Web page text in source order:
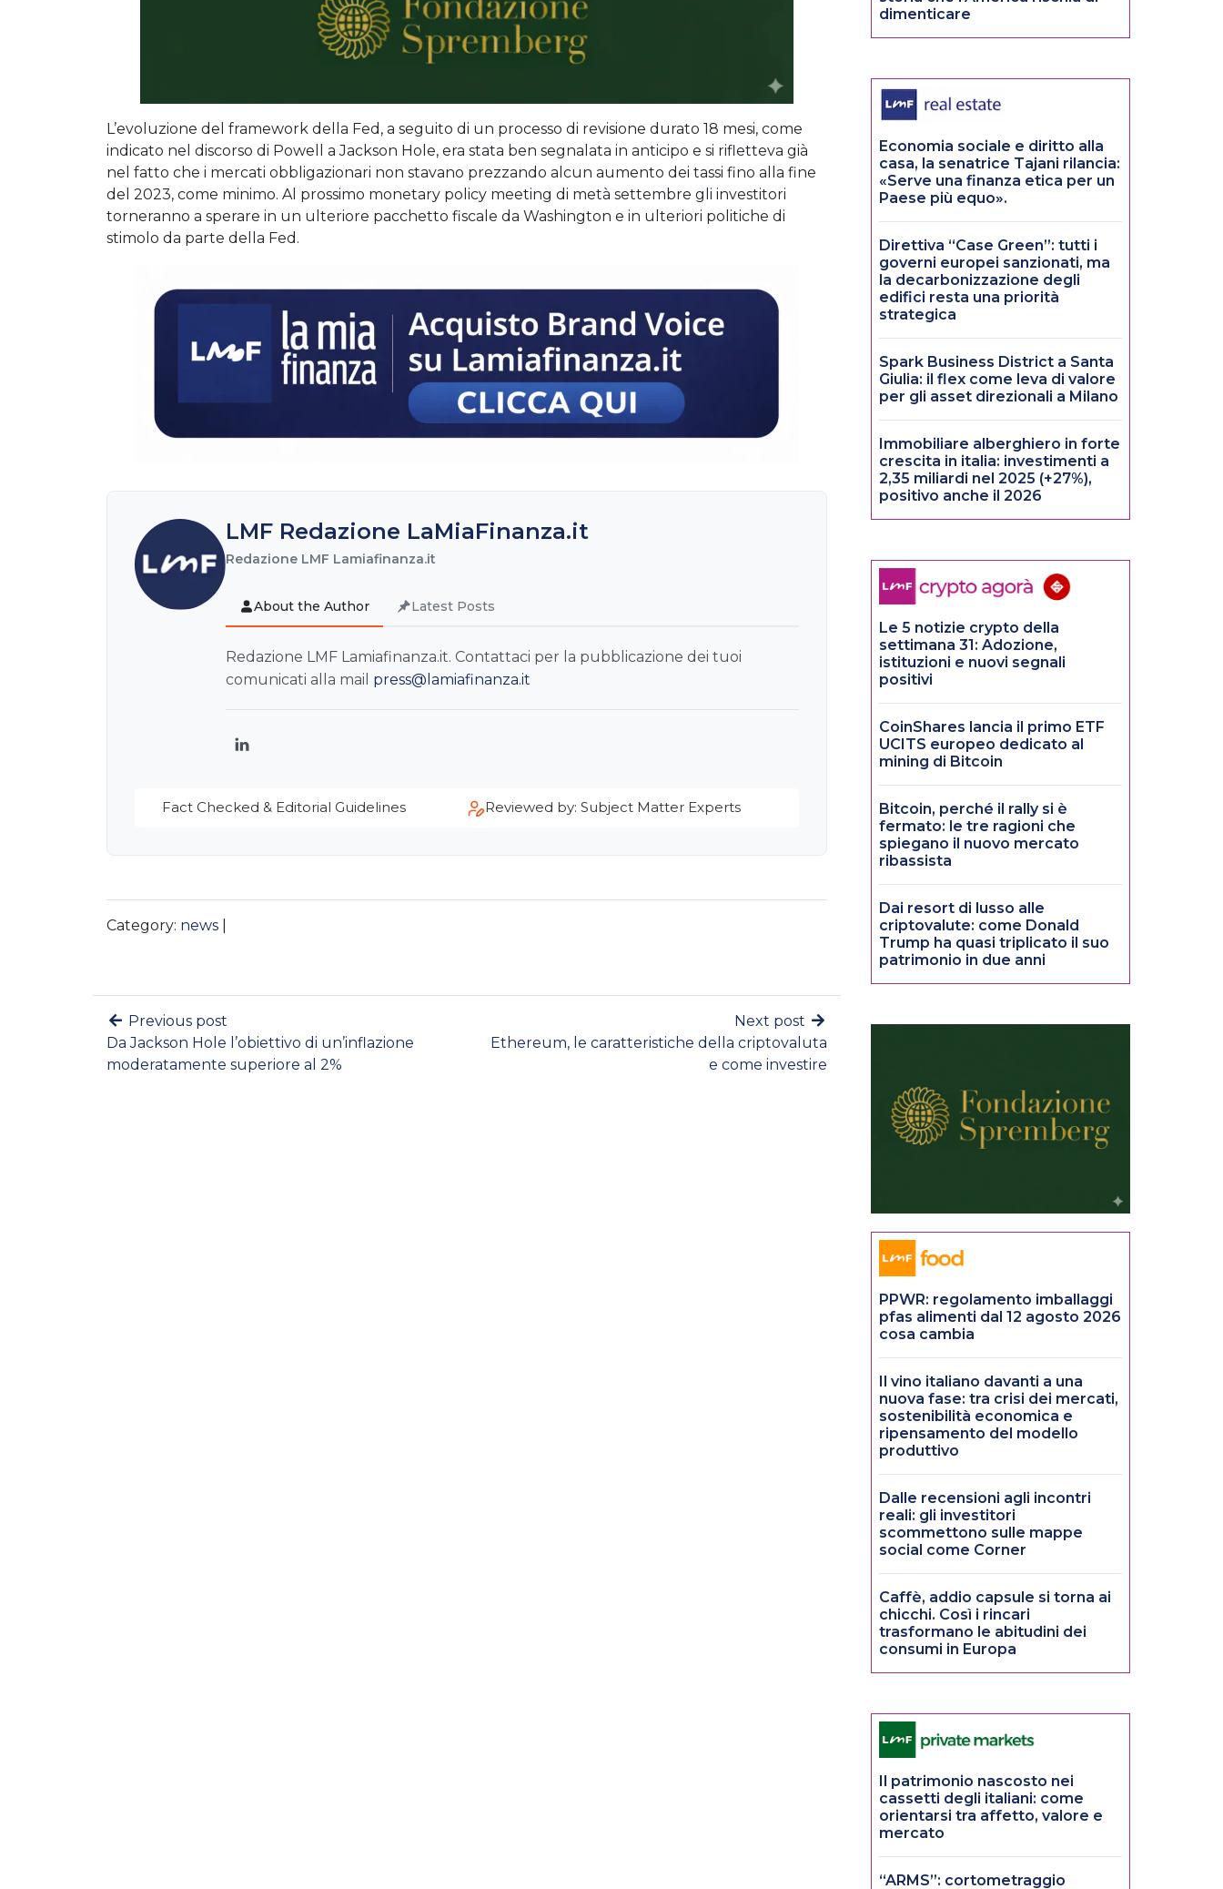
L’evoluzione del framework della Fed, a seguito di un processo di revisione durato 18 mesi, come
indicato nel discorso di Powell a Jackson Hole, era stata ben segnalata in anticipo e si rifletteva già
nel fatto che i mercati obbligazionari non stavano prezzando alcun aumento dei tassi fino alla fine
del 2023, come minimo. Al prossimo monetary policy meeting di metà settembre gli investitori
torneranno a sperare in un ulteriore pacchetto fiscale da Washington e in ulteriori politiche di
stimolo da parte della Fed.
LMF Redazione LaMiaFinanza.it
Redazione LMF Lamiafinanza.it
About the Author Latest Posts
Redazione LMF Lamiafinanza.it. Contattaci per la pubblicazione dei tuoi
comunicati alla mail press@lamiafinanza.it
LinkedIn
Fact Checked & Editorial Guidelines Reviewed by: Subject Matter Experts
Category: news
Previous post
Da Jackson Hole l’obiettivo di un’inflazione
moderatamente superiore al 2%
Next post
Ethereum, le caratteristiche della criptovaluta
e come investire
dimenticare
Economia sociale e diritto alla
casa, la senatrice Tajani rilancia:
«Serve una finanza etica per un
Paese più equo».
Direttiva “Case Green”: tutti i
governi europei sanzionati, ma
la decarbonizzazione degli
edifici resta una priorità
strategica
Spark Business District a Santa
Giulia: il flex come leva di valore
per gli asset direzionali a Milano
Immobiliare alberghiero in forte
crescita in italia: investimenti a
2,35 miliardi nel 2025 (+27%),
positivo anche il 2026
Le 5 notizie crypto della
settimana 31: Adozione,
istituzioni e nuovi segnali
positivi
CoinShares lancia il primo ETF
UCITS europeo dedicato al
mining di Bitcoin
Bitcoin, perché il rally si è
fermato: le tre ragioni che
spiegano il nuovo mercato
ribassista
Dai resort di lusso alle
criptovalute: come Donald
Trump ha quasi triplicato il suo
patrimonio in due anni
PPWR: regolamento imballaggi
pfas alimenti dal 12 agosto 2026
cosa cambia
Il vino italiano davanti a una
nuova fase: tra crisi dei mercati,
sostenibilità economica e
ripensamento del modello
produttivo
Dalle recensioni agli incontri
reali: gli investitori
scommettono sulle mappe
social come Corner
Caffè, addio capsule si torna ai
chicchi. Così i rincari
trasformano le abitudini dei
consumi in Europa
Il patrimonio nascosto nei
cassetti degli italiani: come
orientarsi tra affetto, valore e
mercato
“ARMS”: cortometraggio